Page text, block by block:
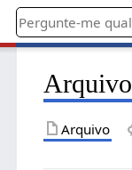
Arquivo
Arquivo